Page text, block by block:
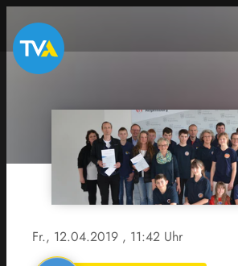
Fr., 12.04.2019 , 11:42 Uhr